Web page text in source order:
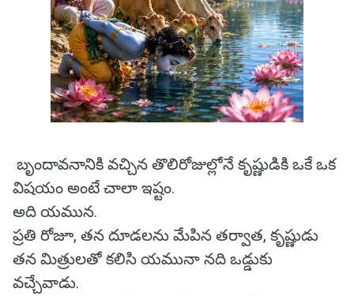
బృందావనానికి వచ్చిన తొలిరోజుల్లోనే కృష్ణుడికి ఒకే ఒక
విషయం అంటే చాలా ఇష్టం.
అది యమున.
ప్రతి రోజూ, తన దూడలను మేపిన తర్వాత, కృష్ణుడు
తన మిత్రులతో కలిసి యమునా నది ఒడ్డుకు
వచ్చేవాడు.